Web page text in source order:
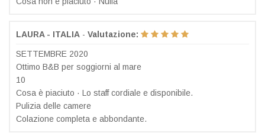
LAURA - ITALIA - Valutazione:
SETTEMBRE 2020
Ottimo B&B per soggiorni al mare
10
Cosa è piaciuto · Lo staff cordiale e disponibile.
Pulizia delle camere
Colazione completa e abbondante.